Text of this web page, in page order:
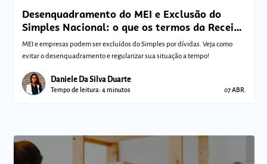
Desenquadramento do MEI e Exclusão do
Simples Nacional: o que os termos da Receita
Federal significam para sua empresa?
MEI e empresas podem ser excluídos do Simples por dívidas. Veja como
evitar o desenquadramento e regularizar sua situação a tempo!
Daniele Da Silva Duarte
Tempo de leitura: 4 minutos 07 ABR.